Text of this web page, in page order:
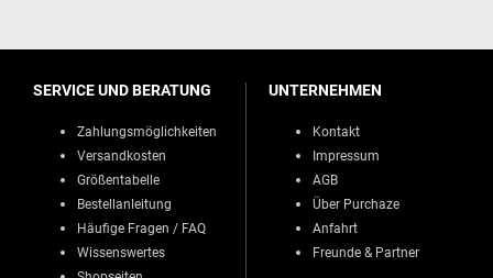
SERVICE UND BERATUNG
Zahlungsmöglichkeiten
Versandkosten
Größentabelle
Bestellanleitung
Häufige Fragen / FAQ
Wissenswertes
UNTERNEHMEN
Kontakt
Impressum
AGB
Über Purchaze
Anfahrt
Freunde & Partner